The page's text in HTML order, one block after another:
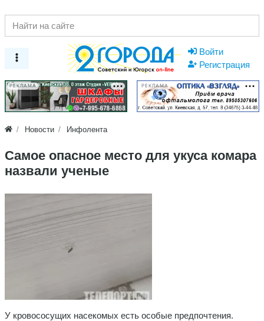
Войти
Регистрация
РЕКЛАМА РЕКЛАМА
Новости Инфолента
Самое опасное место для укуса комара
назвали ученые
У кровососущих насекомых есть особые предпочтения.